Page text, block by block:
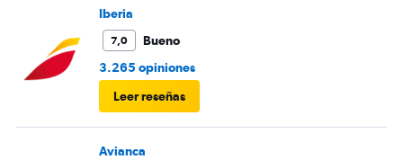
Iberia
7,0
Bueno
3.265 opiniones
Leer reseñas
Avianca